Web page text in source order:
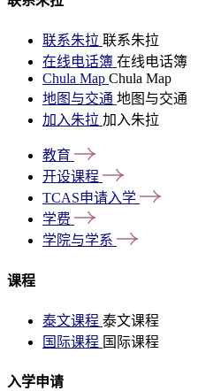
联系朱拉 联系朱拉
在线电话簿 在线电话簿
Chula Map Chula Map
地图与交通 地图与交通
加入朱拉 加入朱拉
教育
开设课程
TCAS申请入学
学费
学院与学系
课程
泰文课程 泰文课程
国际课程 国际课程
入学申请